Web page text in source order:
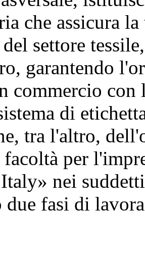
che assicura
settore
garantendo
commercio con
di
tra l'altro,
facoltà per
nei
due fasi di